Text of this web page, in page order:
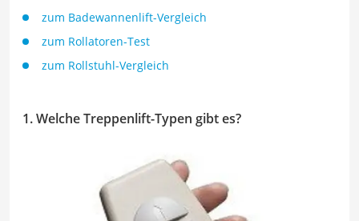
zum Badewannenlift-Vergleich
zum Rollatoren-Test
zum Rollstuhl-Vergleich
1. Welche Treppenlift-Typen gibt es?